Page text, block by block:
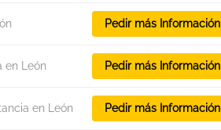
Pedir más Información
en León Pedir más Información
en León Pedir más Información